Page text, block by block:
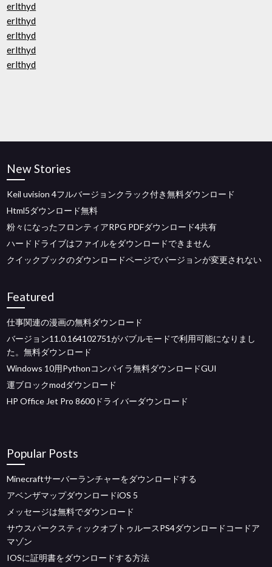
erlthyd
erlthyd
erlthyd
erlthyd
erlthyd
New Stories
Keil uvision 4フルバージョンクラック付き無料ダウンロード
Html5ダウンロード無料
粉々になったフロンティアRPG PDFダウンロード4共有
ハードドライブはファイルをダウンロードできません
クイックブックのダウンロードページでバージョンが変更されない
Featured
仕事関連の漫画の無料ダウンロード
バージョン11.0.164102751がバブルモードで利用可能になりまし
た。無料ダウンロード
Windows 10用Pythonコンパイラ無料ダウンロードGUI
運ブロックmodダウンロード
HP Office Jet Pro 8600ドライバーダウンロード
Popular Posts
Minecraftサーバーランチャーをダウンロードする
アベンザマップダウンロードiOS 5
メッセージは無料でダウンロード
サウスパークスティックオブトゥルースPS4ダウンロードコードア
マゾン
IOSに証明書をダウンロードする方法